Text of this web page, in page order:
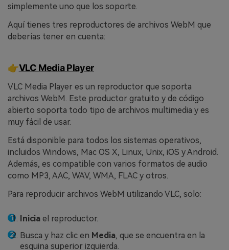
simplemente uno que los soporte.
Aquí tienes tres reproductores de archivos WebM que
deberías tener en cuenta:
👉VLC Media Player
VLC Media Player es un reproductor que soporta
archivos WebM. Este productor gratuito y de código
abierto soporta todo tipo de archivos multimedia y es
muy fácil de usar.
Está disponible para todos los sistemas operativos,
incluidos Windows, Mac OS X, Linux, Unix, iOS y Android.
Además, es compatible con varios formatos de audio
como MP3, AAC, WAV, WMA, FLAC y otros.
Para reproducir archivos WebM utilizando VLC, solo:
Inicia el reproductor.
Busca y haz clic en Media, que se encuentra en la
esquina superior izquierda.